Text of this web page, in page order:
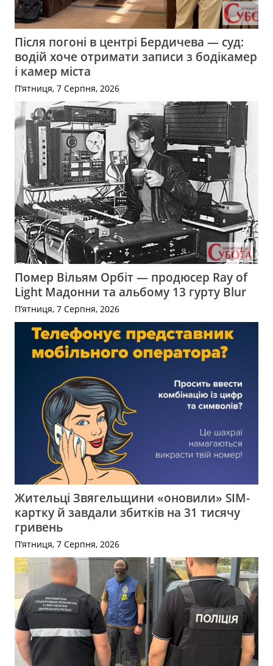
Після погоні в центрі Бердичева — суд:
водій хоче отримати записи з бодікамер
і камер міста
П’ятниця, 7 Серпня, 2026
Помер Вільям Орбіт — продюсер Ray of
Light Мадонни та альбому 13 гурту Blur
П’ятниця, 7 Серпня, 2026
Жительці Звягельщини «оновили» SIM-
картку й завдали збитків на 31 тисячу
гривень
П’ятниця, 7 Серпня, 2026